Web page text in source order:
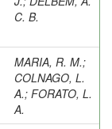
C. B.
MARIA, R. M.;
COLNAGO, L.
A.; FORATO, L.
A.